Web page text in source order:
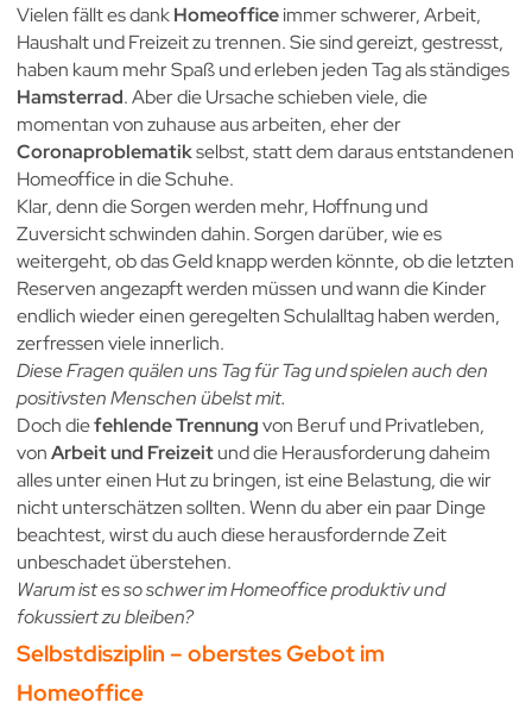
Vielen fällt es dankHomeofficeimmer schwerer, Arbeit,
Haushalt und Freizeit zu trennen. Sie sind gereizt, gestresst,
haben kaum mehr Spaß und erleben jeden Tag als ständiges
Hamsterrad. Aber die Ursache schieben viele, die
momentan von zuhause aus arbeiten, eher der
Coronaproblematikselbst, statt dem daraus entstandenen
Homeoffice in die Schuhe.
Klar, denn die Sorgen werden mehr, Hoffnung und
Zuversicht schwinden dahin. Sorgen darüber, wie es
weitergeht, ob das Geld knapp werden könnte, ob die letzten
Reserven angezapft werden müssen und wann die Kinder
endlich wieder einen geregelten Schulalltaghaben werden,
zerfressen viele innerlich.
Diese Fragen quälen uns Tag für Tag und spielen auch den
positivsten Menschen übelst mit.
Doch diefehlende Trennungvon Beruf und Privatleben,
vonArbeit und Freizeitund die Herausforderung daheim
alles unter einen Hut zu bringen, ist eine Belastung, die wir
nicht unterschätzen sollten. Wenn du aber ein paar Dinge
beachtest, wirst du auch diese herausfordernde Zeit
unbeschadet überstehen.
Warum ist es so schwer im Homeoffice produktiv und
fokussiert zu bleiben?
Selbstdisziplin – oberstes Gebot im
Homeoffice